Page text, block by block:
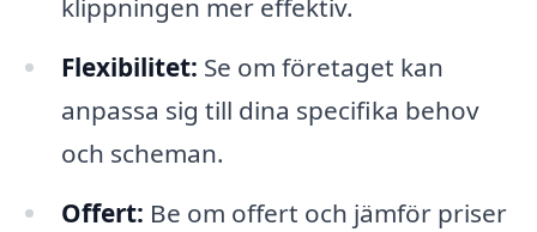
klippningen mer effektiv.
Flexibilitet: Se om företaget kan
anpassa sig till dina specifika behov
och scheman.
Offert: Be om offert och jämför priser